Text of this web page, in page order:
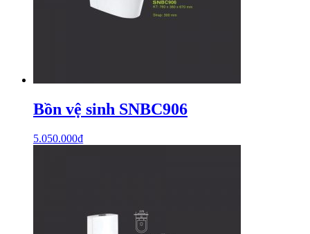
Bồn vệ sinh SNBC906
5.050.000₫